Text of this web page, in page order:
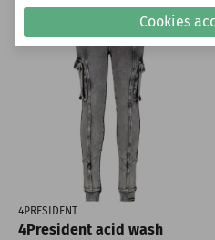
-50%
4PRESIDENT
4President acid wash
Cookies